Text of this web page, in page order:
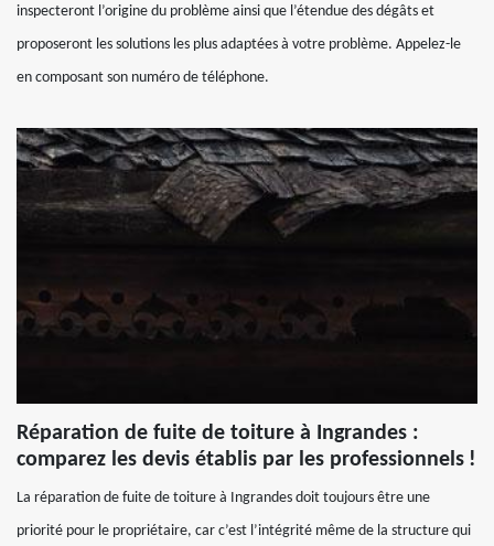
inspecteront l’origine du problème ainsi que l’étendue des dégâts et
proposeront les solutions les plus adaptées à votre problème. Appelez-le
en composant son numéro de téléphone.
Réparation de fuite de toiture à Ingrandes :
comparez les devis établis par les professionnels !
La réparation de fuite de toiture à Ingrandes doit toujours être une
priorité pour le propriétaire, car c’est l’intégrité même de la structure qui